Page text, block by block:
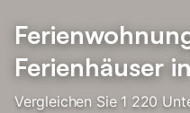
Ferienhäuser
Vergleichen Sie 1 220